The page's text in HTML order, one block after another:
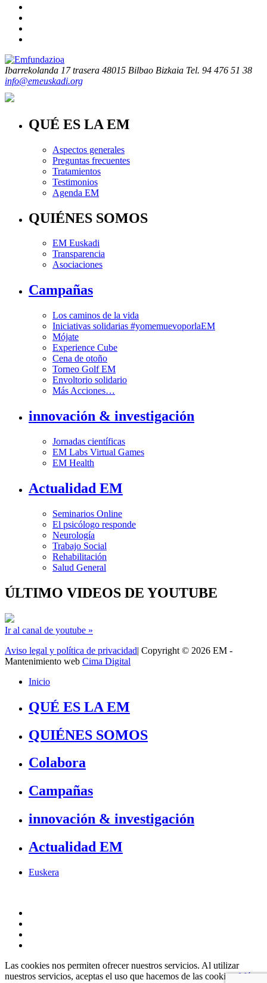
Ibarrekolanda 17 trasera 48015 Bilbao Bizkaia Tel. 94 476 51 38
info@emeuskadi.org
QUÉ ES LA EM
Aspectos generales
Preguntas frecuentes
Tratamientos
Testimonios
Agenda EM
QUIÉNES SOMOS
EM Euskadi
Transparencia
Asociaciones
Campañas
Los caminos de la vida
Iniciativas solidarias #yomemuevoporlaEM
Mójate
Experience Cube
Cena de otoño
Torneo Golf EM
Envoltorio solidario
Más Acciones…
innovación & investigación
Jornadas científicas
EM Labs Virtual Games
EM Health
Actualidad EM
Seminarios Online
El psicólogo responde
Neurología
Trabajo Social
Rehabilitación
Salud General
ÚLTIMO VIDEOS DE YOUTUBE
Ir al canal de youtube »
Aviso legal y política de privacidad| Copyright © 2026 EM -
Mantenimiento web Cima Digital
Inicio
QUÉ ES LA EM
QUIÉNES SOMOS
Colabora
Campañas
innovación & investigación
Actualidad EM
Euskera
Las cookies nos permiten ofrecer nuestros servicios. Al utilizar
nuestros servicios, aceptas el uso que hacemos de las cookies.Más